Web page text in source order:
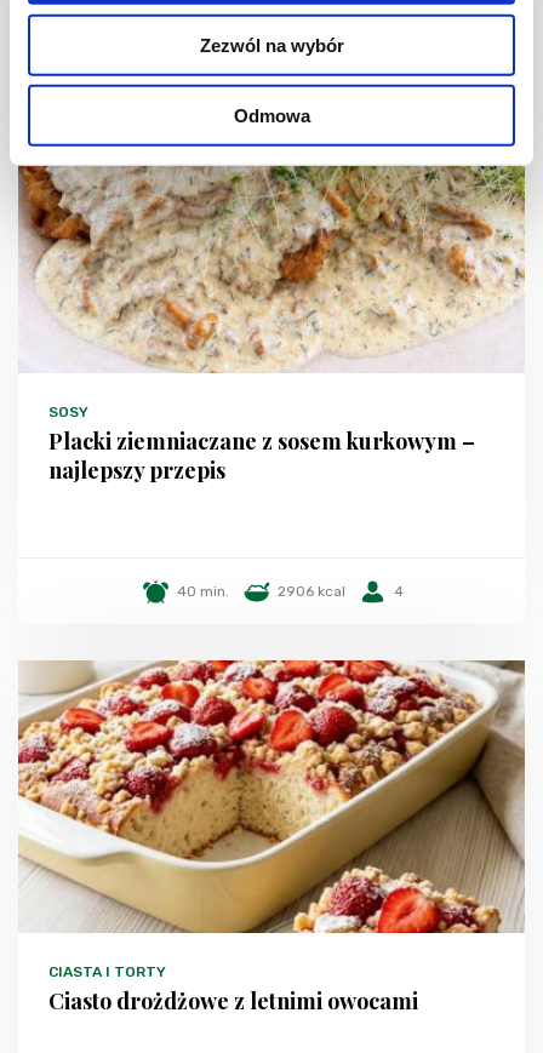
Zezwól na wybór
Odmowa
SOSY
Placki ziemniaczane z sosem kurkowym –
najlepszy przepis
40 min. 2906 kcal 4
CIASTA I TORTY
Ciasto drożdżowe z letnimi owocami